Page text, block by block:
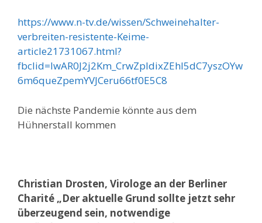
https://www.n-tv.de/wissen/Schweinehalter-
verbreiten-resistente-Keime-
article21731067.html?
fbclid=IwAR0J2j2Km_CrwZpldixZEhl5dC7yszOYw
6m6queZpemYVJCeru66tf0E5C8
Die nächste Pandemie könnte aus dem
Hühnerstall kommen
Christian Drosten, Virologe an der Berliner
Charité „Der aktuelle Grund sollte jetzt sehr
überzeugend sein, notwendige